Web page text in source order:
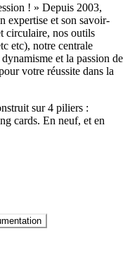
! » Depuis 2003,
expertise et son savoir-
circulaire, nos outils
etc), notre centrale
et la passion de
votre réussite dans la
sur 4 piliers :
cards. En neuf, et en